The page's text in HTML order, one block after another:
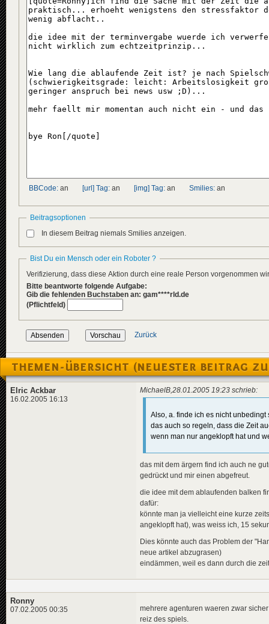
BBCode: an [url] Tag: an [img] Tag: an Smilies: an
Beitragsoptionen
In diesem Beitrag niemals Smilies anzeigen.
Bist Du ein Mensch oder ein Roboter ?
Verifizierung, dass diese Aktion durch eine reale Person vorgenommen
Bitte beantworte folgende Aufgabe:
Gib die fehlenden Buchstaben an: gam****rld.de
(Pflichtfeld)
Zurück
THEMEN-ÜBERSICHT (NEUESTER BEITRAG
Elric Ackbar
16.02.2005 16:13
MichaelB,28.01.2005 19:23 schrieb:
Also, a. finde ich es nicht
das auch so regeln, dass die Zeit
wenn man nur angeklopft hat und
das mit dem ärgern find ich auch ne
gedrückt und mir einen abgefreut.
die idee mit dem ablaufenden balken
dafür:
könnte man ja vielleicht eine kurze
angeklopft hat), was weiss ich, 15
Dies könnte auch das Problem der
neue artikel abzugrasen)
eindämmen, weil es dann durch die
Ronny
07.02.2005 00:35
mehrere agenturen waeren zwar
reiz des spiels.